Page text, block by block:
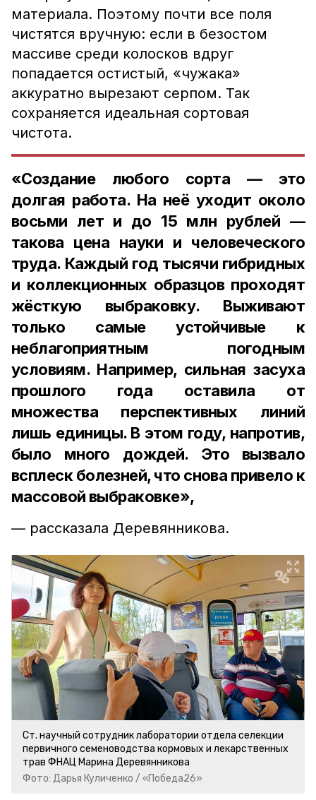
материала. Поэтому почти все поля
чистятся вручную: если в безостом
массиве среди колосков вдруг
попадается остистый, «чужака»
аккуратно вырезают серпом. Так
сохраняется идеальная сортовая
чистота.
«Создание любого сорта — это
долгая работа. На неё уходит около
восьми лет и до 15 млн рублей —
такова цена науки и человеческого
труда. Каждый год тысячи гибридных
и коллекционных образцов проходят
жёсткую выбраковку. Выживают
только самые устойчивые к
неблагоприятным погодным
условиям. Например, сильная засуха
прошлого года оставила от
множества перспективных линий
лишь единицы. В этом году, напротив,
было много дождей. Это вызвало
всплеск болезней, что снова привело к
массовой выбраковке»,
— рассказала Деревянникова.
Ст. научный сотрудник лаборатории отдела селекции
первичного семеноводства кормовых и лекарственных
трав ФНАЦ Марина Деревянникова
Фото: Дарья Куличенко / «Победа26»